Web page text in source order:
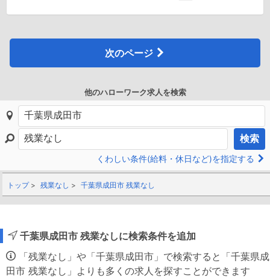
次のページ
他のハローワーク求人を検索
検索
くわしい条件(給料・休日など)を指定する
トップ 残業なし 千葉県成田市 残業なし
千葉県成田市 残業なしに検索条件を追加
「残業なし」や「千葉県成田市」で検索すると「千葉県成
田市 残業なし」よりも多くの求人を探すことができます